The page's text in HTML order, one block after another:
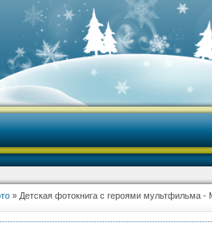
» Детская фотокнига с героями мультфильма